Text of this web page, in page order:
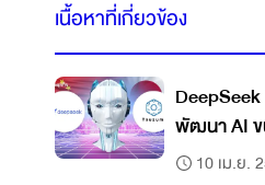
เนื้อหาที่เกี่ยวข้อง
พัฒนา AI ข
10 เม.ย.